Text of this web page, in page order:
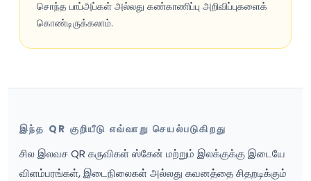
சொந்த பாப்அப்கள் அல்லது கண்காணிப்பு அறிவிப்புகளைக்
கொண்டிருக்கலாம்.
இந்த QR குறியீடு எவ்வாறு செயல்படுகிறது
சில இலவச QR கருவிகள் ஸ்கேன் மற்றும் இலக்குக்கு இடையே
விளம்பரங்கள், இடைநிலைகள் அல்லது கவனத்தை சிதறடிக்கும்